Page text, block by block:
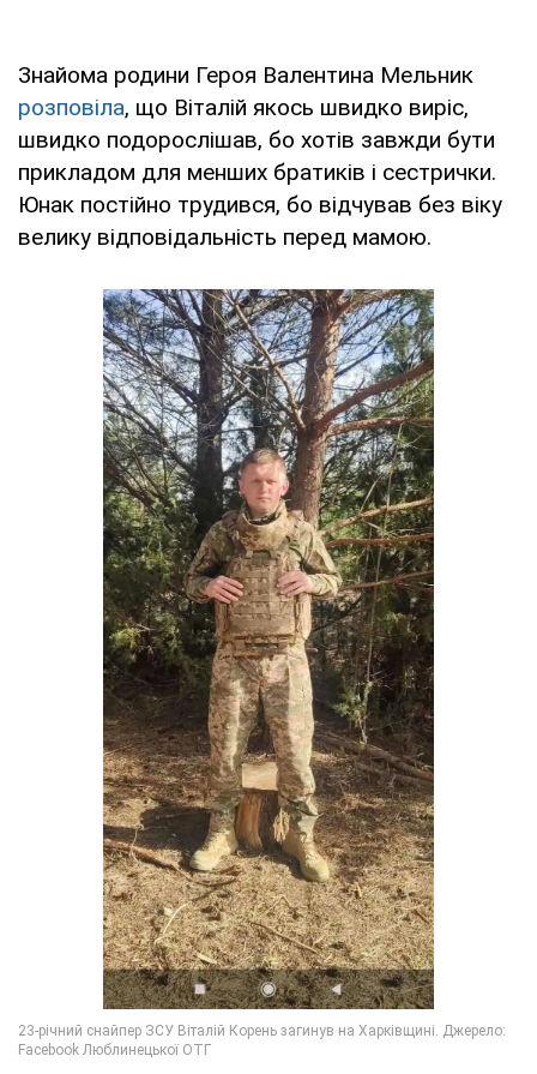
Знайома родини Героя Валентина Мельник
розповіла, що Віталій якось швидко виріс,
швидко подорослішав, бо хотів завжди бути
прикладом для менших братиків і сестрички.
Юнак постійно трудився, бо відчував без віку
велику відповідальність перед мамою.